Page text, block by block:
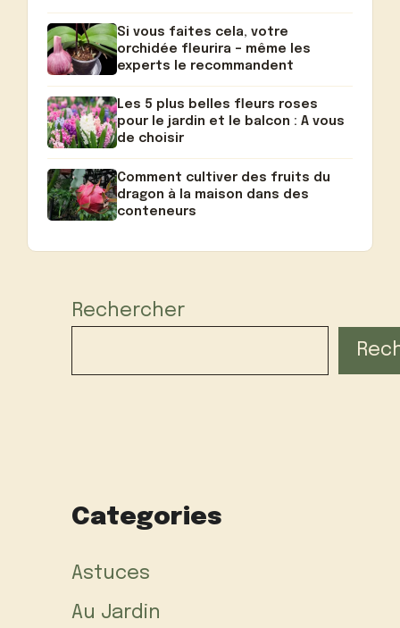
Si vous faites cela, votre
orchidée fleurira – même les
experts le recommandent
Les 5 plus belles fleurs roses
pour le jardin et le balcon : A vous
de choisir
Comment cultiver des fruits du
dragon à la maison dans des
conteneurs
Rechercher
Categories
Astuces
Au Jardin